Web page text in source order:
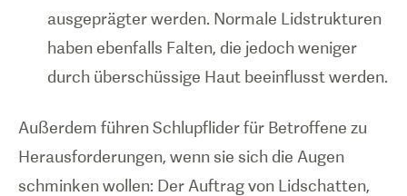
ausgeprägter werden. Normale Lidstrukturen
haben ebenfalls Falten, die jedoch weniger
durch überschüssige Haut beeinflusst werden.
Außerdem führen Schlupflider für Betroffene zu
Herausforderungen, wenn sie sich die Augen
schminken wollen: Der Auftrag von Lidschatten,